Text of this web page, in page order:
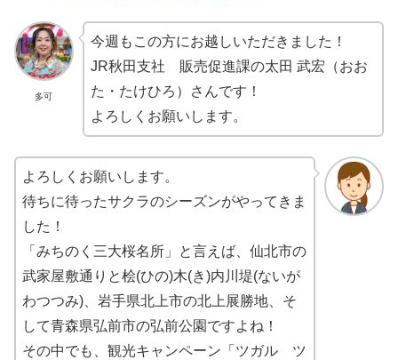
c
e
b
o
o
k
e
n
a
ck
et
e
er
e
st
多可
今週もこの方にお越しいただきました！
JR秋田支社 販売促進課の太田 武宏（おお
た・たけひろ）さんです！
よろしくお願いします。
よろしくお願いします。
待ちに待ったサクラのシーズンがやってきま
した！
「みちのく三大桜名所」と言えば、仙北市の
武家屋敷通りと桧(ひの)木(き)内川堤(ないが
わつつみ)、岩手県北上市の北上展勝地、そ
して青森県弘前市の弘前公園ですよね！
その中でも、観光キャンペーン「ツガル ツ